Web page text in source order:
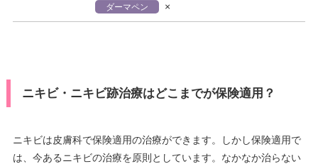
ダーマペン ×
ニキビ・ニキビ跡治療はどこまでが保険適用？
ニキビは皮膚科で保険適用の治療ができます。しかし保険適用で
は、今あるニキビの治療を原則としています。なかなか治らない